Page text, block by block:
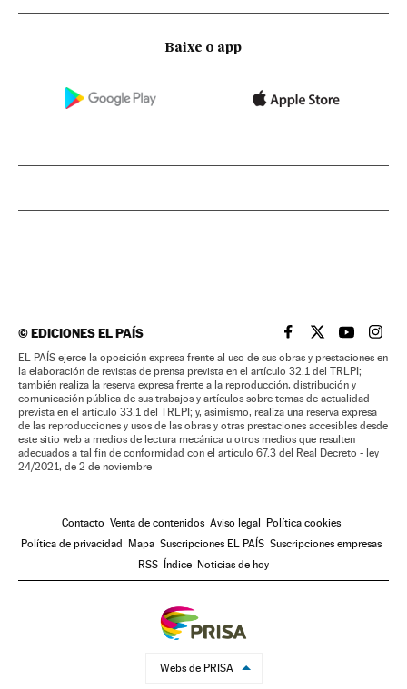
Baixe o app
©EDICIONES EL PAÍS EL PAÍS BRASIL EN
EL PAÍSEL PAÍS
EL
EL PAÍS ejerce la oposición expresa frente al uso de sus obras y prestaciones en
la elaboración de revistas de prensa prevista en el artículo 32.1 del TRLPI;
también realiza la reserva expresa frente a la reproducción, distribución y
comunicación pública de sus trabajos y artículos sobre temas de actualidad
prevista en el artículo 33.1 del TRLPI; y, asimismo, realiza una reserva expresa
de las reproducciones y usos de las obras y otras prestaciones accesibles desde
este sitio web a medios de lectura mecánica u otros medios que resulten
adecuados a tal fin de conformidad con el artículo 67.3 del Real Decreto - ley
24/2021, de 2 de noviembre
Contacto Venta de contenidos Aviso legal Política cookies
Política de privacidad Mapa Suscripciones EL PAÍS Suscripciones empresas
RSS Índice Noticias de hoy
Webs de PRISA